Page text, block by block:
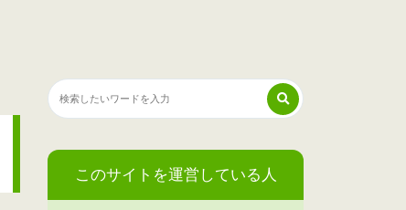
このサイトを運営している人